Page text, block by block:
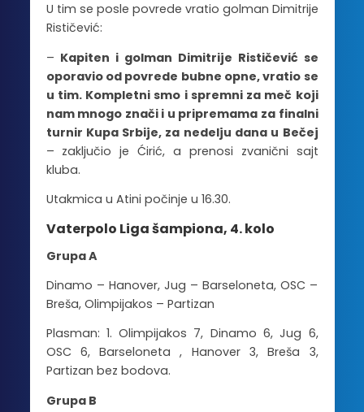
U tim se posle povrede vratio golman Dimitrije
Rističević:
– Kapiten i golman Dimitrije Rističević se
oporavio od povrede bubne opne, vratio se
u tim. Kompletni smo i spremni za meč koji
nam mnogo znači i u pripremama za finalni
turnir Kupa Srbije, za nedelju dana u Bečej
– zaključio je Ćirić, a prenosi zvanični sajt
kluba.
Utakmica u Atini počinje u 16.30.
Vaterpolo Liga šampiona, 4. kolo
Grupa A
Dinamo – Hanover, Jug – Barseloneta, OSC –
Breša, Olimpijakos – Partizan
Plasman: 1. Olimpijakos 7, Dinamo 6, Jug 6,
OSC 6, Barseloneta , Hanover 3, Breša 3,
Partizan bez bodova.
Grupa B